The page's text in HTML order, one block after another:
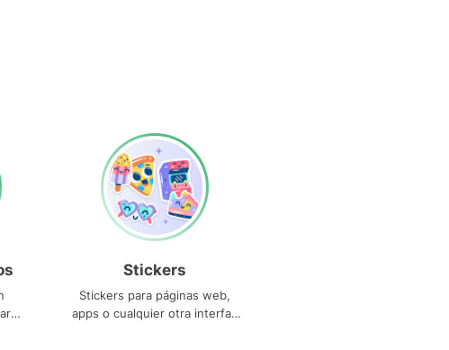
Stickers
Stickers para páginas web,
apps o cualquier otra interfaz